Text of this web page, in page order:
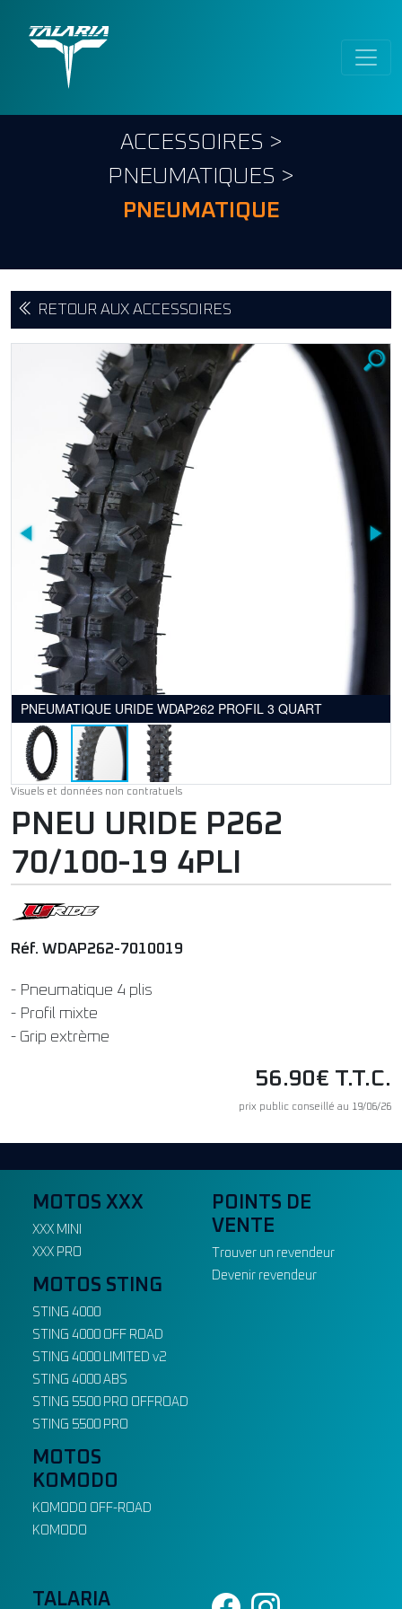
ACCESSOIRES >
PNEUMATIQUES >
PNEUMATIQUE
RETOUR AUX ACCESSOIRES
PNEUMATIQUE URIDE WDAP262 PROFIL 3 QUART
Visuels et données non contratuels
PNEU URIDE P262
70/100-19 4PLI
Réf. WDAP262-7010019
- Pneumatique 4 plis
- Profil mixte
- Grip extrème
56.90€ T.T.C.
prix public conseillé au 19/06/26
MOTOS XXX
XXX MINI
XXX PRO
MOTOS STING
STING 4000
STING 4000 OFF ROAD
STING 4000 LIMITED v2
STING 4000 ABS
STING 5500 PRO OFFROAD
STING 5500 PRO
MOTOS
KOMODO
KOMODO OFF-ROAD
KOMODO
POINTS DE
VENTE
Trouver un revendeur
Devenir revendeur
TALARIA